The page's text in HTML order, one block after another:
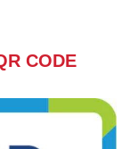
CODE